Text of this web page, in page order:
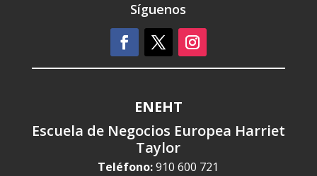
Síguenos
ENEHT
Escuela de Negocios Europea Harriet
Taylor
Teléfono:910 600 721